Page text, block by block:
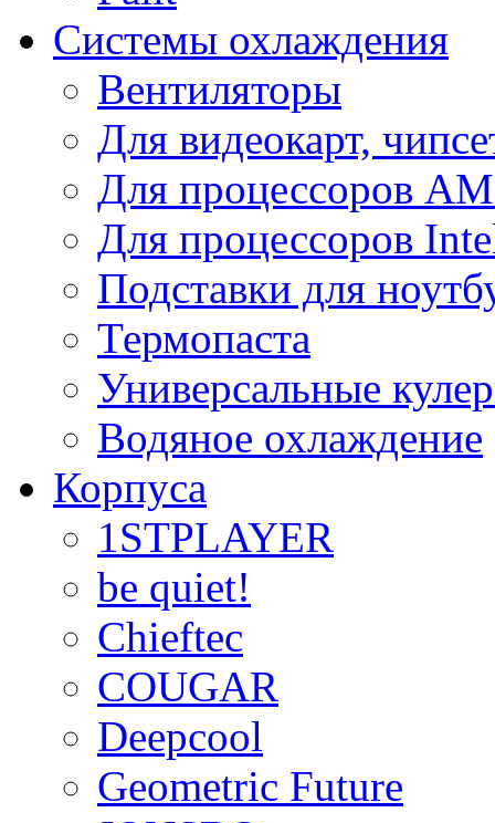
Системы охлаждения
Вентиляторы
Для видеокарт,
Для процессоров
Для процессоров
Подставки для
Термопаста
Универсальные
Водяное охлаждение
Корпуса
1STPLAYER
be quiet!
Chieftec
COUGAR
Deepcool
Geometric Future